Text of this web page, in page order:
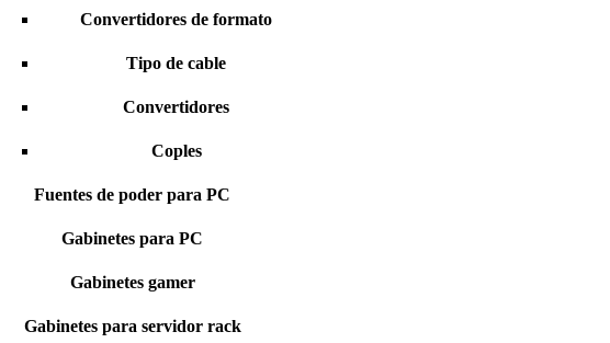
Convertidores de formato
Tipo de cable
Convertidores
Coples
Fuentes de poder para PC
Gabinetes para PC
Gabinetes gamer
Gabinetes para servidor rack